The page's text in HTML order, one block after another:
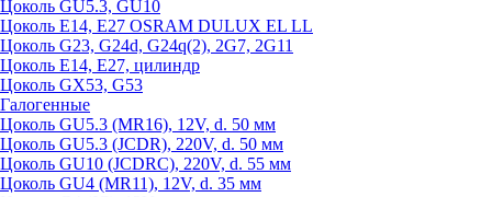
Цоколь GU5.3, GU10
Цоколь Е14, Е27 OSRAM DULUX EL LL
Цоколь G23, G24d, G24q(2), 2G7, 2G11
Цоколь Е14, Е27, цилиндр
Цоколь GX53, G53
Галогенные
Цоколь GU5.3 (MR16), 12V, d. 50 мм
Цоколь GU5.3 (JCDR), 220V, d. 50 мм
Цоколь GU10 (JCDRC), 220V, d. 55 мм
Цоколь GU4 (MR11), 12V, d. 35 мм